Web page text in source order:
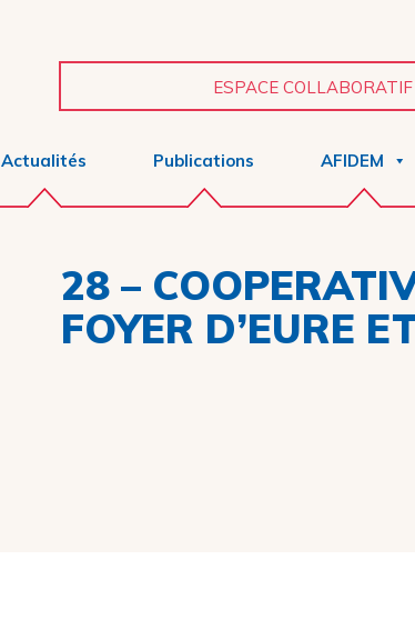
ESPACE COLLABORATIF
Actualités Publications AFIDEM
28 –
FOYER D’EURE